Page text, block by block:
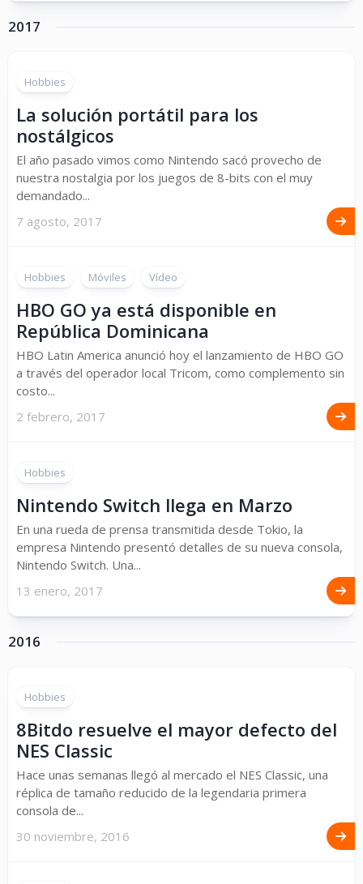
2017
Hobbies
La solución portátil para los
nostálgicos
El año pasado vimos como Nintendo sacó provecho de
nuestra nostalgia por los juegos de 8-bits con el muy
demandado...
7 agosto, 2017
Hobbies Móviles Vídeo
HBO GO ya está disponible en
República Dominicana
HBO Latin America anunció hoy el lanzamiento de HBO GO
a través del operador local Tricom, como complemento sin
costo...
2 febrero, 2017
Hobbies
Nintendo Switch llega en Marzo
En una rueda de prensa transmitida desde Tokio, la
empresa Nintendo presentó detalles de su nueva consola,
Nintendo Switch. Una...
13 enero, 2017
2016
Hobbies
8Bitdo resuelve el mayor defecto del
NES Classic
Hace unas semanas llegó al mercado el NES Classic, una
réplica de tamaño reducido de la legendaria primera
consola de...
30 noviembre, 2016